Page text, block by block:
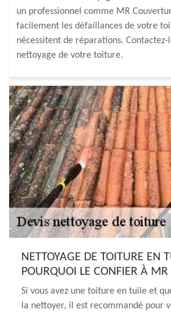
un professionnel comme MR
facilement les défaillances de votre
nécessitent de réparations.
nettoyage de votre toiture.
NETTOYAGE DE TOITURE EN
POURQUOI LE CONFIER À MR
Si vous avez une toiture en tuile et
la nettoyer, il est recommandé pour